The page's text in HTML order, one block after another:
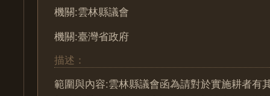
機關:雲林縣議會
機關:臺灣省政府
描述：
範圍與內容:雲林縣議會函為請對於實施耕者有